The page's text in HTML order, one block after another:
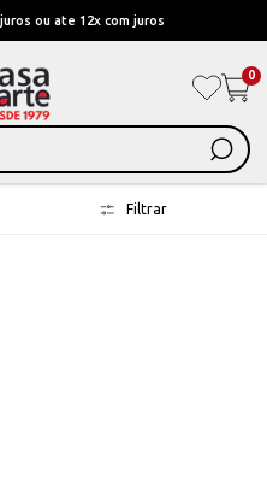
ou ate 12x com juros
0
Filtrar